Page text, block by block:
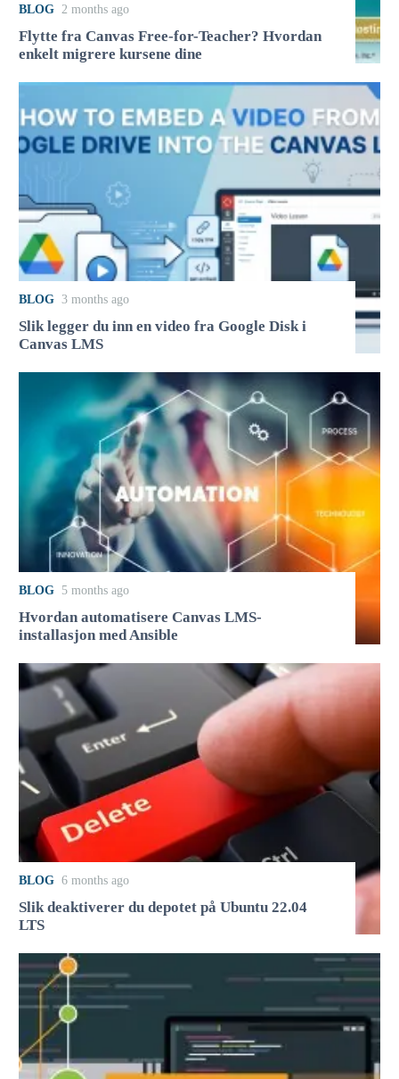
BLOG 2 months ago
Flytte fra Canvas Free-for-Teacher? Hvordan
enkelt migrere kursene dine
BLOG 3 months ago
Slik legger du inn en video fra Google Disk i
Canvas LMS
BLOG 5 months ago
Hvordan automatisere Canvas LMS-
installasjon med Ansible
BLOG 6 months ago
Slik deaktiverer du depotet på Ubuntu 22.04
LTS